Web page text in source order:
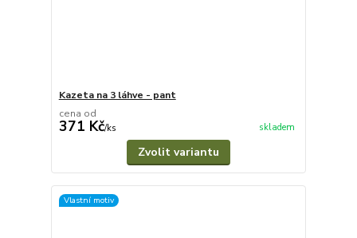
Kazeta na 3 láhve - pant
cena od
371 Kč/ks skladem
Zvolit variantu
Vlastní motiv